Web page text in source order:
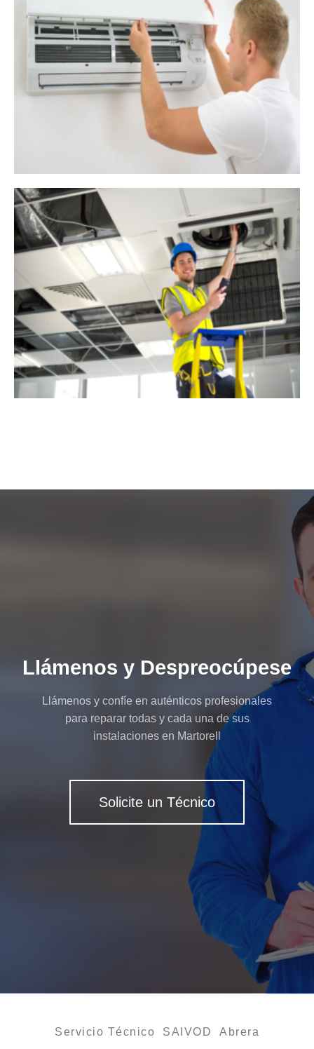
Llámenos y Despreocúpese
Llámenos y confíe en auténticos profesionales
para reparar todas y cada una de sus
instalaciones en Martorell
Solicite un Técnico
Servicio Técnico SAIVOD Abrera